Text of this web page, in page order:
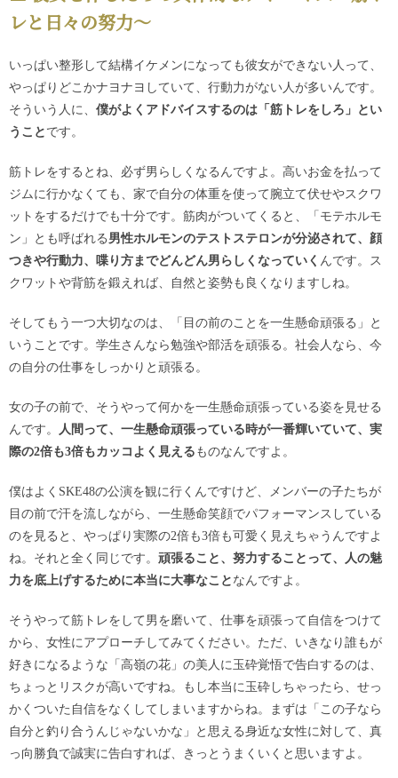
レと日々の努力〜
いっぱい整形して結構イケメンになっても彼女ができない人って、
やっぱりどこかナヨナヨしていて、行動力がない人が多いんです。
そういう人に、 僕がよくアドバイスするのは「筋トレをしろ」とい
うこと です。
筋トレをするとね、必ず男らしくなるんですよ。高いお金を払って
ジムに行かなくても、家で自分の体重を使って腕立て伏せやスクワ
ットをするだけでも十分です。筋肉がついてくると、「モテホルモ
ン」とも呼ばれる 男性ホルモンのテストステロンが分泌されて、顔
つきや行動力、喋り方までどんどん男らしくなっていく んです。ス
クワットや背筋を鍛えれば、自然と姿勢も良くなりますしね。
そしてもう一つ大切なのは、「目の前のことを一生懸命頑張る」と
いうことです。学生さんなら勉強や部活を頑張る。社会人なら、今
の自分の仕事をしっかりと頑張る。
女の子の前で、そうやって何かを一生懸命頑張っている姿を見せる
んです。
人間って、一生懸命頑張っている時が一番輝いていて、実
際の2倍も3倍もカッコよく見える ものなんですよ。
僕はよくSKE48の公演を観に行くんですけど、メンバーの子たちが
目の前で汗を流しながら、一生懸命笑顔でパフォーマンスしている
のを見ると、やっぱり実際の2倍も3倍も可愛く見えちゃうんですよ
ね。それと全く同じです。 頑張ること、努力することって、人の魅
力を底上げするために本当に大事なこと なんですよ。
そうやって筋トレをして男を磨いて、仕事を頑張って自信をつけて
から、女性にアプローチしてみてください。ただ、いきなり誰もが
好きになるような「高嶺の花」の美人に玉砕覚悟で告白するのは、
ちょっとリスクが高いですね。もし本当に玉砕しちゃったら、せっ
かくついた自信をなくしてしまいますからね。まずは「この子なら
自分と釣り合うんじゃないかな」と思える身近な女性に対して、真
っ向勝負で誠実に告白すれば、きっとうまくいくと思いますよ。